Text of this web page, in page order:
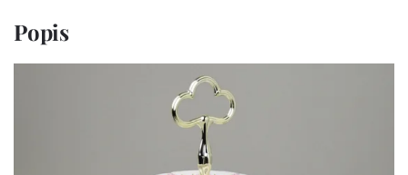
Popis